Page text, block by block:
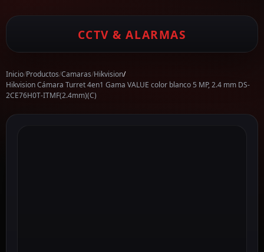
CCTV & ALARMAS
Inicio/Productos/Camaras/Hikvision/
Hikvision Cámara Turret 4en1 Gama VALUE color blanco 5 MP, 2.4 mm DS-
2CE76H0T-ITMF(2.4mm)(C)